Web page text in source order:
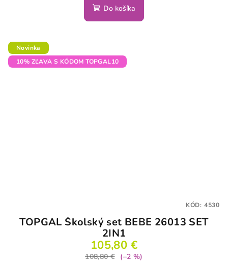
Do košíka
Novinka
10% ZĽAVA S KÓDOM TOPGAL10
TOPGAL Školský set BEBE 26013 SET
2IN1
105,80 €
108,80 €
(–2 %)
KÓD: 4530